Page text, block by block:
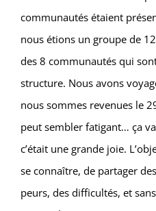
communautés étaient
nous étions un groupe de
des 8 communautés qui
structure. Nous avons
nous sommes revenues le
peut sembler fatigant… ça
c’était une grande joie.
se connaître, de partager
peurs, des difficultés, et